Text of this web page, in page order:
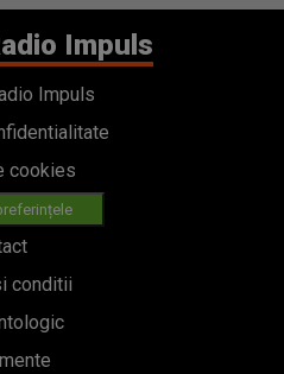
Impuls
Impuls
cookies
conditii